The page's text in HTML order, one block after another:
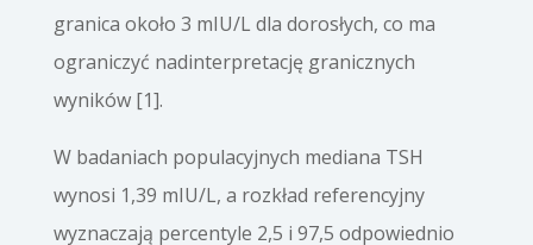
granica około 3 mIU/L dla dorosłych, co ma
ograniczyć nadinterpretację granicznych
wyników [1].
W badaniach populacyjnych mediana TSH
wynosi 1,39 mIU/L, a rozkład referencyjny
wyznaczają percentyle 2,5 i 97,5 odpowiednio